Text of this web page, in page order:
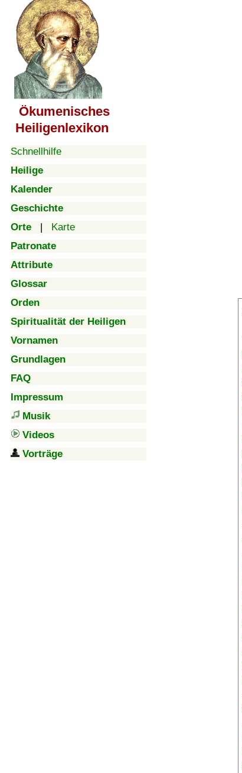
Ökumenisches
Heiligenlexikon
Schnellhilfe
Heilige
Kalender
Geschichte
Orte | Karte
Patronate
Attribute
Glossar
Orden
Spiritualität der Heiligen
Vornamen
Grundlagen
FAQ
Impressum
Musik
Videos
Vorträge